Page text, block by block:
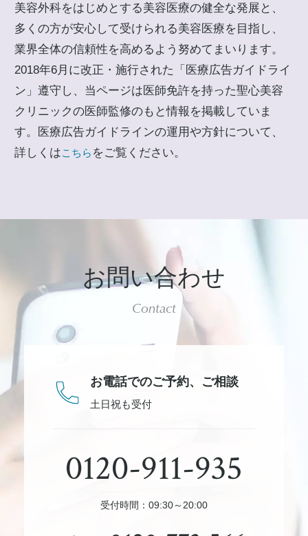
美容外科をはじめとする美容医療の健全な発展と、
多くの方が安心して受けられる美容医療を目指し、
業界全体の信頼性を高めるよう努めてまいります。
2018年6月に改正・施行された「医療広告ガイドライ
ン」遵守し、当ページは医師免許を持った聖心美容
クリニックの医師監修のもと情報を掲載していま
す。医療広告ガイドラインの運用や方針について、
詳しくはこちら をご覧ください。
お問い合わせ
Contact
お電話でのご予約、 ご相談
土日祝も受付
0120-911-935
受付時間：09:30～20:00